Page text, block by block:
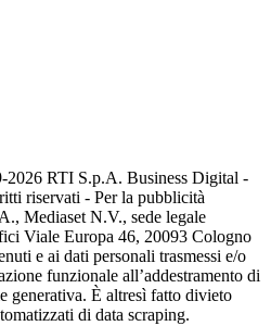
2026 RTI S.p.A. Business Digital -
riservati - Per la pubblicità
Mediaset N.V., sede legale
Viale Europa 46, 20093 Cologno
e ai dati personali trasmessi e/o
funzionale all’addestramento di
generativa. È altresì fatto divieto
di data scraping.